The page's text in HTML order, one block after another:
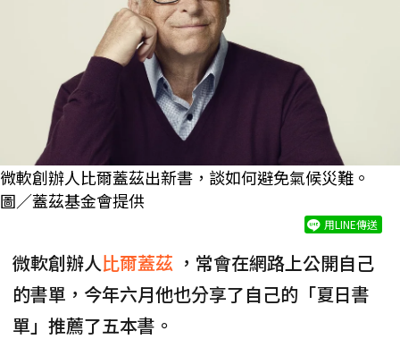
微軟創辦人比爾蓋茲出新書，談如何避免氣候災難。
圖／蓋茲基金會提供
用LINE傳送
微軟創辦人比爾蓋茲 ，常會在網路上公開自己
的書單，今年六月他也分享了自己的「夏日書
單」推薦了五本書。